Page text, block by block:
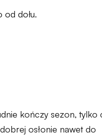
dołu.
kończy sezon, tylko
osłonie nawet do